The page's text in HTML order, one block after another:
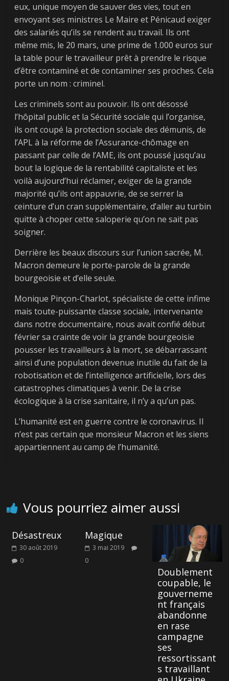
eux, unique moyen de sauver des vies, tout en
envoyant ses ministres Le Maire et Pénicaud exiger
des salariés qu’ils se rendent au travail. Ils ont
même mis, le 20 mars, une prime de 1.000 euros sur
la table pour le travailleur prêt à prendre le risque
d’être contaminé et de contaminer ses proches. Cela
porte un nom : criminel.
Les criminels sont au pouvoir. Ils ont désossé
l’hôpital public et la Sécurité sociale qui l’organise,
ils ont coupé la protection sociale des démunis, de
l’APL à la réforme de l’Assurance-chômage en
passant par celle de l’AME, ils ont poussé jusqu’au
bout la logique de la rentabilité capitaliste et les
voilà aujourd’hui réclamer, exiger de la grande
majorité qu’ils ont appauvrie, de se serrer la
ceinture d’un cran supplémentaire, d’aller au turbin
quitte à choper cette saloperie qu’on ne sait pas
soigner.
Derrière les beaux discours sur l’union sacrée, M.
Macron demeure le porte-parole de la grande
bourgeoisie et d’elle seule.
Monique Pinçon-Charlot, spécialiste de cette infime
mais toute-puissante classe sociale, intervenante
dans notre documentaire, nous avait confié début
février sa crainte de voir la grande bourgeoisie
pousser les travailleurs à la mort, se débarrassant
ainsi d’une population devenue inutile du fait de la
robotisation et de l’intelligence artificielle, lors des
catastrophes climatiques à venir. De la crise
écologique à la crise sanitaire, il n’y a qu’un pas.
L’humanité est en guerre contre le coronavirus. Il
n’est pas certain que monsieur Macron et les siens
appartiennent au camp de l’humanité.
← Previous
« Les connards qui
Vous pourriez aimer aussi
Désastreux
30 août 2019
0
Magique
3 mai 2019
0
Doublement
coupable, le
gouverneme
nt français
abandonne
en rase
campagne
ses
ressortissant
s travaillant